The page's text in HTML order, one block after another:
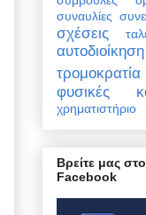
συναυλίες
σχέσεις
αυτοδιοίκηση
τρομοκρατία
φυσικές
χρηματιστήριο
Βρείτε μας στο
Facebook